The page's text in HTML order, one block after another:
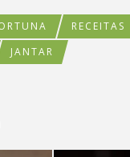
RECEITAS
JANTAR